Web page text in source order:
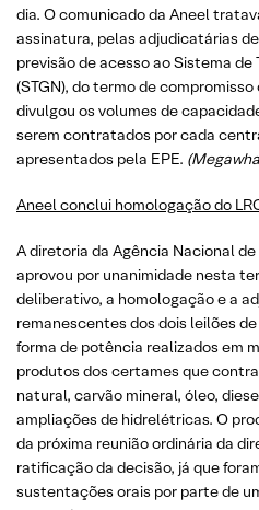
dia. O comunicado da Aneel
assinatura, pelas adjudicatárias
previsão de acesso ao Sistema
(STGN), do termo de
divulgou os volumes de
serem contratados por cada
apresentados pela EPE.
Aneel conclui homologação do
A diretoria da Agência Nacional
aprovou por unanimidade nesta
deliberativo, a homologação e a
remanescentes dos dois leilões
forma de potência realizados em
produtos dos certames que
natural, carvão mineral, óleo,
ampliações de hidrelétricas. O
da próxima reunião ordinária da
ratificação da decisão, já que
sustentações orais por parte de